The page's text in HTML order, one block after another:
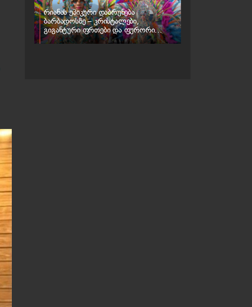
რიანას ეპიკური დაბრუნება
ბარბადოსზე – კრისტალები,
გიგანტური ფრთები და ფურორი
კარნავალზე